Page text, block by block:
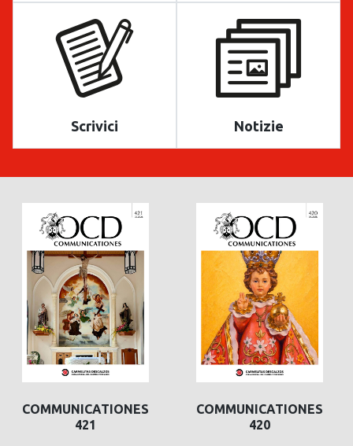
Scrivici Notizie
COMMUNICATIONES
421
COMMUNICATIONES
420